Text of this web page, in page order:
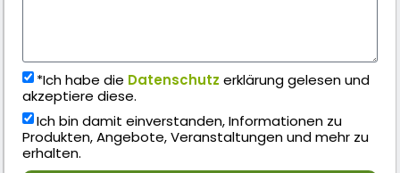
*Ich habe die Datenschutz erklärung gelesen und
akzeptiere diese.
Ich bin damit einverstanden, Informationen zu
Produkten, Angebote, Veranstaltungen und mehr zu
erhalten.